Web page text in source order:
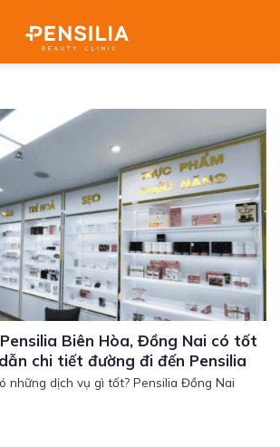
Biên Hòa, Đồng Nai có tốt
chi tiết đường đi đến Pensilia
những dịch vụ gì tốt? Pensilia Đồng Nai